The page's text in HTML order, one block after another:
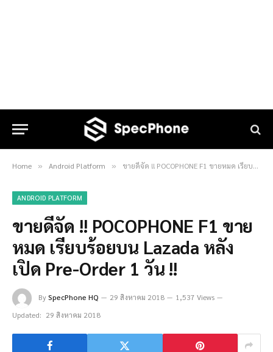
Home » Android Platform » ขายดีจัด !! POCOPHONE F1 ขายหมด เรียบร้อยบน Lazada หลังเปิด Pre-Order 1 วัน !!
ANDROID PLATFORM
ขายดีจัด !! POCOPHONE F1 ขาย
หมด เรียบร้อยบน Lazada หลัง
เปิด Pre-Order 1 วัน !!
BySpecPhone HQ 29 สิงหาคม 2018
1,537 Views
Updated: 29 สิงหาคม 2018